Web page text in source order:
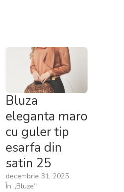
Bluza
eleganta maro
cu guler tip
esarfa din
satin 25
decembrie 31, 2025
În „Bluze”